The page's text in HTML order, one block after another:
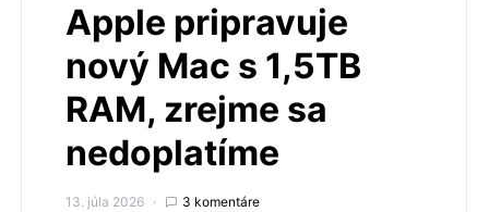
Apple pripravuje
nový Mac s 1,5TB
RAM, zrejme sa
nedoplatíme
13. júla 2026 3 komentáre